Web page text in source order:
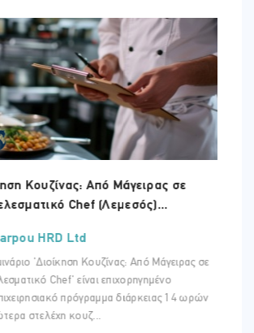
Κουζίνας: Από Μάγειρας σε
Chef (Λεμεσός)...
HRD Ltd
'Διοίκηση Κουζίνας: Από Μάγειρας σε
Chef' είναι επιχορηγημένο
πρόγραμμα διάρκειας 14 ωρών
στελέχη κουζ...